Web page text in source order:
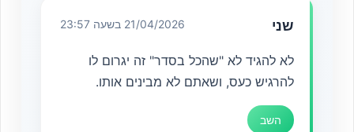
שני 21/04/2026 בשעה 23:57
לא להגיד לא "שהכל בסדר" זה יגרום לו
להרגיש כעס, ושאתם לא מבינים אותו.
השב